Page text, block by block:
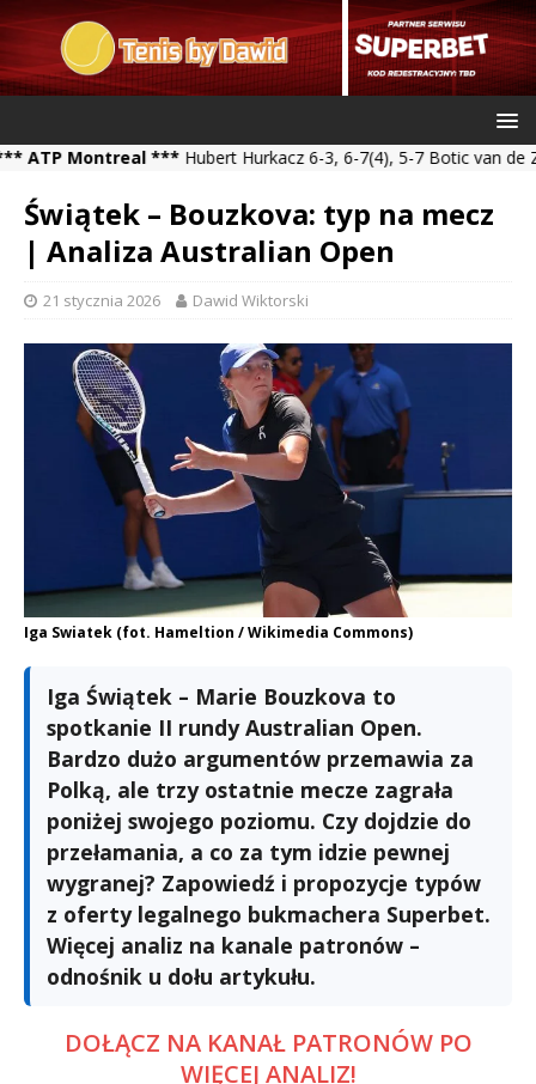
Montreal ***Hubert Hurkacz 6-3, 6-7(4), 5-7 Botic van de
Świątek – Bouzkova: typ na mecz
| Analiza Australian Open
21 stycznia 2026 Dawid Wiktorski
Iga Swiatek (fot. Hameltion / Wikimedia Commons)
Iga Świątek – Marie Bouzkova to
spotkanie II rundy Australian Open.
Bardzo dużo argumentów przemawia za
Polką, ale trzy ostatnie mecze zagrała
poniżej swojego poziomu. Czy dojdzie do
przełamania, a co za tym idzie pewnej
wygranej? Zapowiedź i propozycje typów
z oferty legalnego bukmachera Superbet.
Więcej analiz na kanale patronów –
odnośnik u dołu artykułu.
DOŁĄCZ NA KANAŁ PATRONÓW PO
WIĘCEJ ANALIZ!